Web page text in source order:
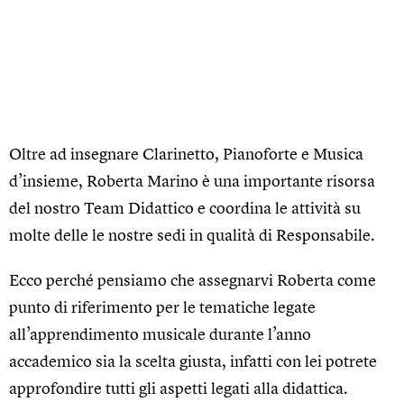
Oltre ad insegnare Clarinetto, Pianoforte e Musica
d’insieme, Roberta Marino è una importante risorsa
del nostro Team Didattico e coordina le attività su
molte delle le nostre sedi in qualità di Responsabile.
Ecco perché pensiamo che assegnarvi Roberta come
punto di riferimento per le tematiche legate
all’apprendimento musicale durante l’anno
accademico sia la scelta giusta, infatti con lei potrete
approfondire tutti gli aspetti legati alla didattica.